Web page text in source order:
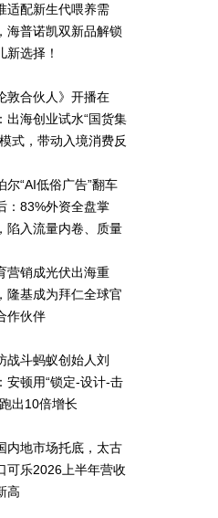
适配新生代喂养需
海普诺凯双新品解锁
新选择！
敦合伙人》开播在
出海创业试水“国货集
式，带动入境消费反
尔“AI低俗广告”翻车
：83%外资全盘掌
陷入流量内卷、质量
营销成光伏出海重
隆基成为拜仁全球官
作伙伴
战斗蚂蚁创始人刘
安顿用“锁定-设计-击
出10倍增长
内地市场托底，太古
可乐2026上半年营收
高